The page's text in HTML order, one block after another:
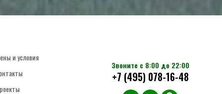
и условия
Звоните с 8:00 до 22:00
+7 (495) 078-16-48